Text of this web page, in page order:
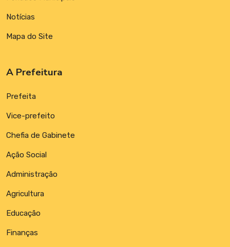
Notícias
Mapa do Site
A Prefeitura
Prefeita
Vice-prefeito
Chefia de Gabinete
Ação Social
Administração
Agricultura
Educação
Finanças